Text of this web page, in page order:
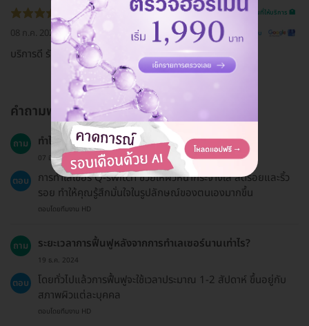
รีวิวสถานที่ให้บริการ 🏥
08 ก.ค. 2020 ดูรีวิวต้นฉบับ
บริการดี รักษาสิวหายจริงไม่ผิดหวัง
คำถามพบบ่อย
ถาม ทำไมฉันถึงควรทำกระบวนการนี้?
07 มี.ค. 2023
ตอบ
การทำเลเซอร์ Q-switch ช่วยให้ผิวหน้ากระจ่างใส ลดรอยและริ้ว
รอย ทำให้คุณรู้สึกมั่นใจในรูปลักษณ์ของตนเองมากขึ้น
ตอบโดยทีมงาน HD
ถาม ระยะเวลาการฟื้นฟูหลังจากการทำเลเซอร์นานเท่าไร?
19 ธ.ค. 2024
ตอบ
โดยทั่วไปแล้วการฟื้นฟูจะใช้เวลาประมาณ 1-2 สัปดาห์ ขึ้นอยู่กับ
สภาพผิวแต่ละบุคคล
ตอบโดยทีมงาน HD